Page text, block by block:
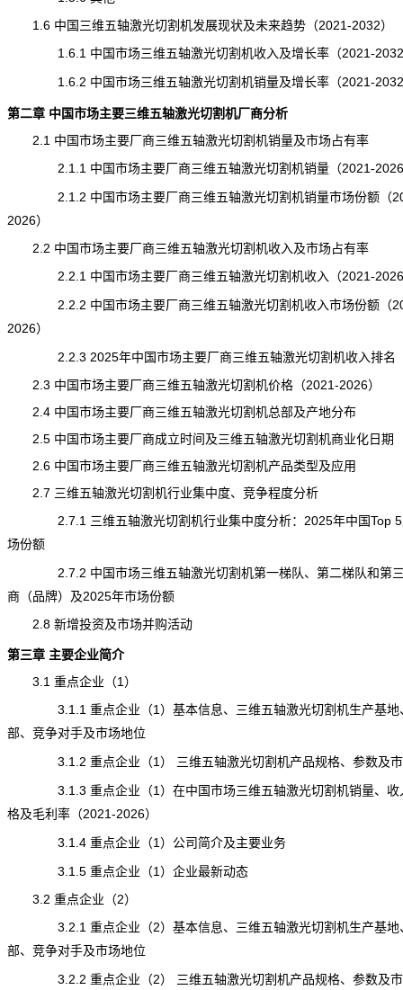
1.6 中国三维五轴激光切割机发展现状及未来趋势（2021-2032）
1.6.1 中国市场三维五轴激光切割机收入及增长率（2021-
1.6.2 中国市场三维五轴激光切割机销量及增长率（2021-
第二章 中国市场主要三维五轴激光切割机厂商分析
2.1 中国市场主要厂商三维五轴激光切割机销量及市场占有率
2.1.1 中国市场主要厂商三维五轴激光切割机销量（2021-
2.1.2 中国市场主要厂商三维五轴激光切割机销量市场份额（
2026）
2.2 中国市场主要厂商三维五轴激光切割机收入及市场占有率
2.2.1 中国市场主要厂商三维五轴激光切割机收入（2021-
2.2.2 中国市场主要厂商三维五轴激光切割机收入市场份额（
2026）
2.2.3 2025年中国市场主要厂商三维五轴激光切割机收入排名
2.3 中国市场主要厂商三维五轴激光切割机价格（2021-2026）
2.4 中国市场主要厂商三维五轴激光切割机总部及产地分布
2.5 中国市场主要厂商成立时间及三维五轴激光切割机商业化日期
2.6 中国市场主要厂商三维五轴激光切割机产品类型及应用
2.7 三维五轴激光切割机行业集中度、竞争程度分析
2.7.1 三维五轴激光切割机行业集中度分析：2025年中国Top 5
场份额
2.7.2 中国市场三维五轴激光切割机第一梯队、第二梯队和第
商（品牌）及2025年市场份额
2.8 新增投资及市场并购活动
第三章 主要企业简介
3.1 重点企业（1）
3.1.1 重点企业（1）基本信息、 三维五轴激光切割机生产基地
部、竞争对手及市场地位
3.1.2 重点企业（1） 三维五轴激光切割机产品规格、参数及市
3.1.3 重点企业（1）在中国市场三维五轴激光切割机销量、收
格及毛利率（2021-2026）
3.1.4 重点企业（1）公司简介及主要业务
3.1.5 重点企业（1）企业最新动态
3.2 重点企业（2）
3.2.1 重点企业（2）基本信息、三维五轴激光切割机生产基地
部、竞争对手及市场地位
3.2.2 重点企业（2） 三维五轴激光切割机产品规格、参数及市